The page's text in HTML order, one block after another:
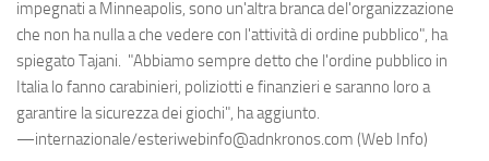
impegnati a Minneapolis, sono un'altra branca del'organizzazione
che non ha nulla a che vedere con l'attività di ordine pubblico", ha
spiegato Tajani. "Abbiamo sempre detto che l'ordine pubblico in
Italia lo fanno carabinieri, poliziotti e finanzieri e saranno loro a
garantire la sicurezza dei giochi", ha aggiunto.
—internazionale/esteriwebinfo@adnkronos.com (Web Info)